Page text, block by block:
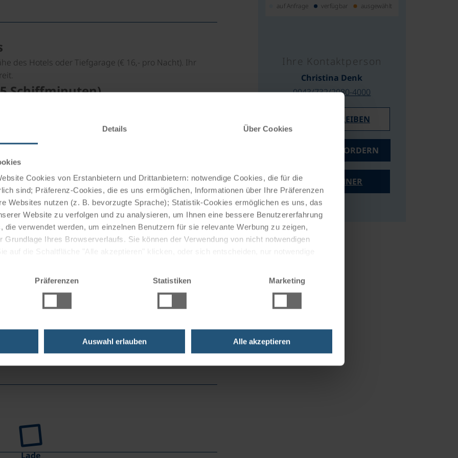
Details Über Cookies
Cookies von Erstanbietern und Drittanbietern: notwendige Cookies, die für die
sind; Präferenz-Cookies, die es uns ermöglichen, Informationen über Ihre Präferenzen
Websites nutzen (z. B. bevorzugte Sprache); Statistik-Cookies ermöglichen es uns, das
Website zu verfolgen und zu analysieren, um Ihnen eine bessere Benutzererfahrung
die verwendet werden, um einzelnen Benutzern für sie relevante Werbung zu zeigen,
Grundlage Ihres Browserverlaufs. Sie können der Verwendung von nicht notwendigen
Präferenzen Statistiken Marketing
Auswahl erlauben Alle akzeptieren
des Hotels oder Tiefgarage (€ 16,- pro Nacht). Ihr
Schiffminuten)
Melk; zurück per Rad vorbei an den bekannten
Einkehrmöglichkeiten bei Weinbauern (= Heurigen).
km Rad, 60 Bahnminuten)
von Schloss Rosenburg. Am ebenen Kamptal-
Bahnminuten)
fertiges Atomkraftwerk der Welt, das nicht in Betrieb
Festival 14. August - 6. September.). Zurück per
(56 km)
Besichtigung. Weiter nach Altenwörth. Zurück
210 hm)
Göttweig (Weltkulturerbe) und zurück.
Lade
auf Anfrage verfügbar ausgewählt
Ihre Kontaktperson
Christina Denk
0043/732/2080-4000
E-MAIL SCHREIBEN
ANGEBOT ANFORDERN
PREISRECHNER